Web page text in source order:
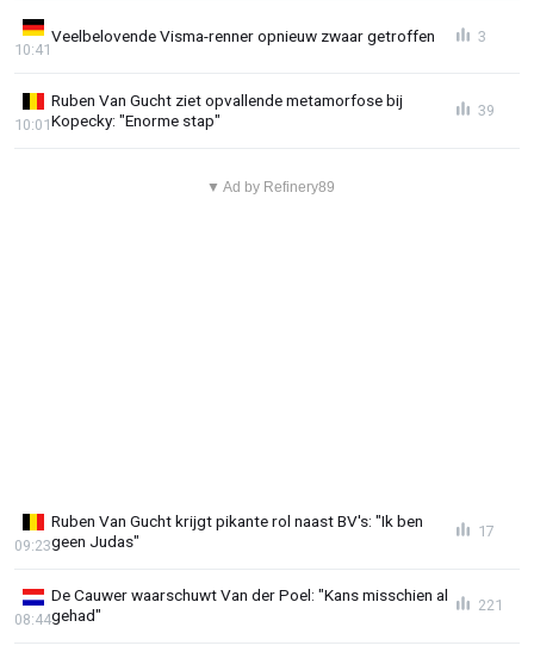
Veelbelovende Visma-renner opnieuw zwaar getroffen
10:41
3
Ruben Van Gucht ziet opvallende metamorfose bij
Kopecky: "Enorme stap"
10:01
39
▼ Ad by Refinery89
Ruben Van Gucht krijgt pikante rol naast BV's: "Ik ben
geen Judas"
09:23
17
De Cauwer waarschuwt Van der Poel: "Kans misschien al
gehad"
08:44
221